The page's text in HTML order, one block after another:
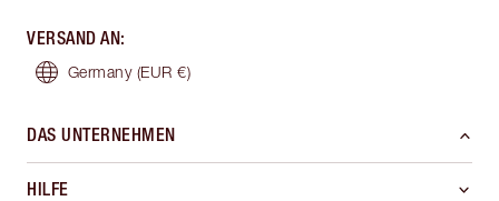
VERSAND AN:
Germany (EUR €)
DAS UNTERNEHMEN
HILFE